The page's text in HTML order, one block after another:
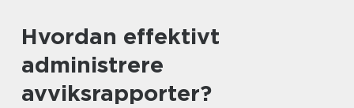
Hvordan effektivt
administrere
avviksrapporter?